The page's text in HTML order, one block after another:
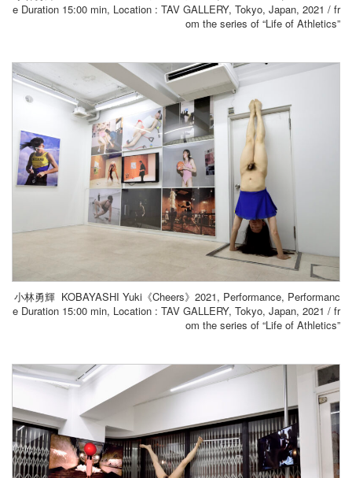
e Duration 15:00 min, Location : TAV GALLERY, Tokyo, Japan, 2021 / fr
om the series of “Life of Athletics”
小林勇輝 KOBAYASHI Yuki《Cheers》2021, Performance, Performanc
e Duration 15:00 min, Location : TAV GALLERY, Tokyo, Japan, 2021 / fr
om the series of “Life of Athletics”